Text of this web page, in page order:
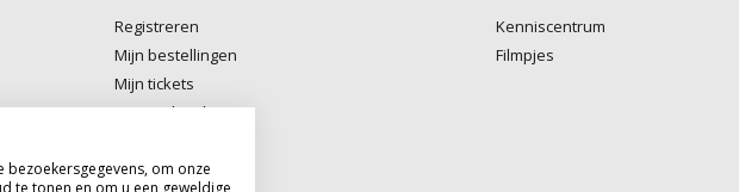
Registreren
Mijn bestellingen
Mijn tickets
Mijn verlanglijst
Kenniscentrum
Filmpjes
bezoekersgegevens, om onze
te tonen en om u een geweldige